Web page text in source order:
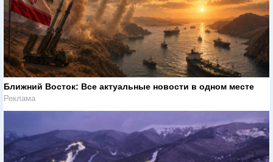
Ближний Восток: Все актуальные новости в одном месте
Реклама